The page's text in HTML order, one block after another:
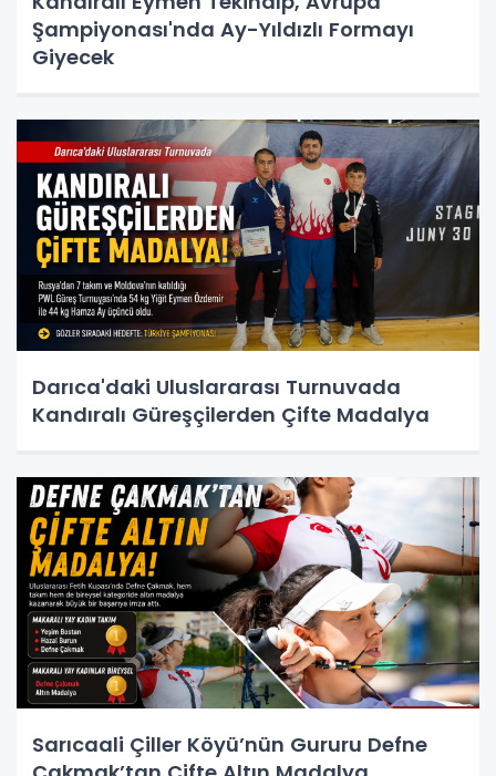
Şampiyonası'nda Ay-Yıldızlı Formayı
Giyecek
Darıca'daki Uluslararası Turnuvada
Kandıralı Güreşçilerden Çifte Madalya
Sarıcaali Çiller Köyü’nün Gururu Defne